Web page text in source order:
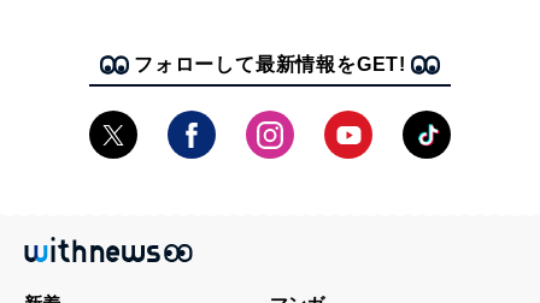
フォローして最新情報をGET!